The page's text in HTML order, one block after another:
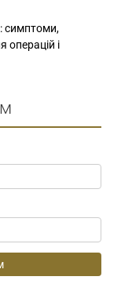
симптоми,
операцій і